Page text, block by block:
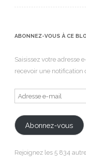
ABONNEZ-VOUS À CE
Saisissez votre adresse
recevoir une notification
Adresse
e-
mail
Abonnez-vous
Rejoignez les 5 834